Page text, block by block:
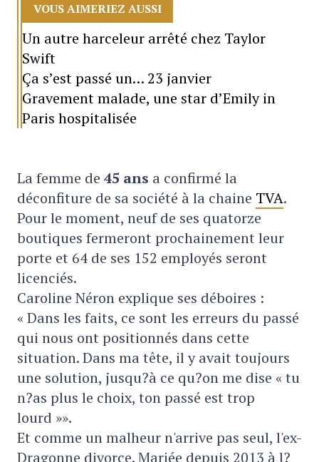
VOUS AIMERIEZ AUSSI
Un autre harceleur arrêté chez Taylor
Swift
Ça s’est passé un… 23 janvier
Gravement malade, une star d’Emily in
Paris hospitalisée
La femme de 45 ans a confirmé la
déconfiture de sa société à la chaine TVA.
Pour le moment, neuf de ses quatorze
boutiques fermeront prochainement leur
porte et 64 de ses 152 employés seront
licenciés.
Caroline Néron explique ses déboires :
« Dans les faits, ce sont les erreurs du passé
qui nous ont positionnés dans cette
situation. Dans ma tête, il y avait toujours
une solution, jusqu?à ce qu?on me dise « tu
n?as plus le choix, ton passé est trop
lourd »».
Et comme un malheur n'arrive pas seul, l'ex-
Dragonne divorce. Mariée depuis 2013 à l?